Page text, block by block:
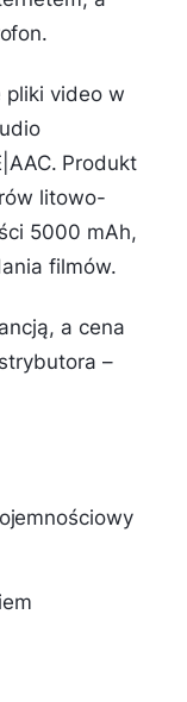
pliki video w
Produkt
litowo-
5000 mAh,
filmów.
a cena
–